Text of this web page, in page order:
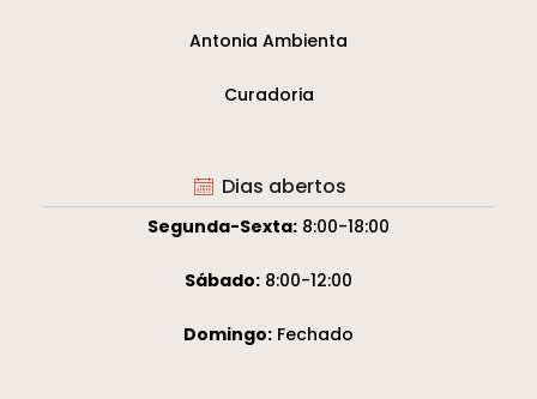
Antonia Ambienta
Curadoria
Dias abertos
Segunda-Sexta: 8:00-18:00
Sábado: 8:00-12:00
Domingo: Fechado